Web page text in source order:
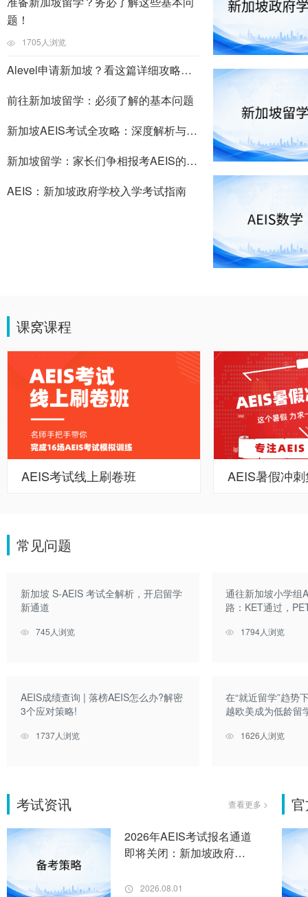
题！
1705人浏览
Alevel申请新加坡？看这篇详细攻略就对了
前往新加坡留学：必须了解的基本问题
新加坡AEIS考试全攻略：深度解析与高效备考策略
新加坡留学：家长们争相报考AEIS的关键因素揭秘
AEIS：新加坡政府学校入学考试指南
课窝课程
AEIS考试线上刷卷班 AEIS暑假冲
常见问题
新加坡 S-AEIS 考试全解析，开启留学
新通道
745人浏览
通往新加坡小学组
路：KET通过，
1794人浏览
AEIS成绩查询 | 落榜AEIS怎么办?解密
3个应对策略!
1737人浏览
在“就近留学”趋势
越欧美成为低龄留
1626人浏览
考试资讯 查看更多 >
2026年AEIS考试报名通道
即将关闭：新加坡政府中
点
2026.08.01